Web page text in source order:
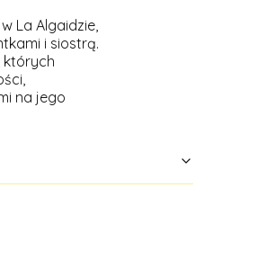
La Algaidzie,
i siostrą.
których
na jego